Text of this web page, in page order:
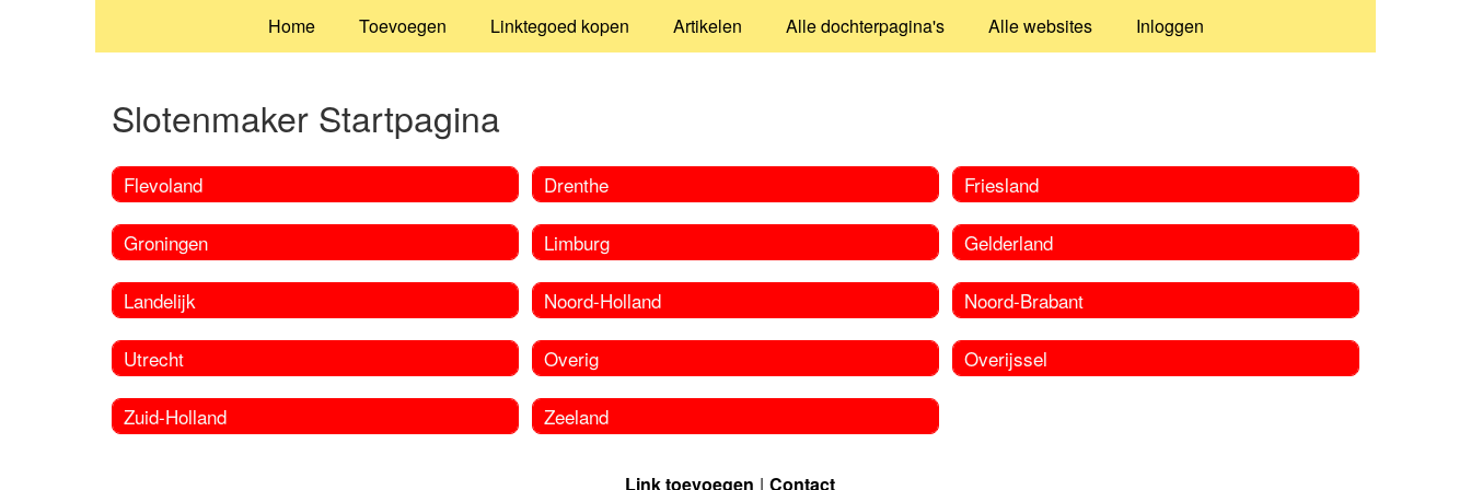
Home Toevoegen Linktegoed kopen Artikelen Alle dochterpagina's Alle websites Inloggen
Slotenmaker Startpagina
Flevoland
Groningen
Landelijk
Utrecht
Zuid-Holland
Drenthe
Limburg
Noord-Holland
Overig
Zeeland
Friesland
Gelderland
Noord-Brabant
Overijssel
Link toevoegen Contact